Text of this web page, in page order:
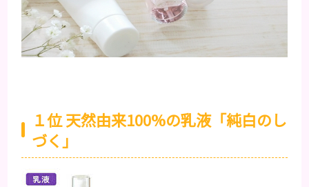
１位 天然由来100%の乳液「純白のし
づく」